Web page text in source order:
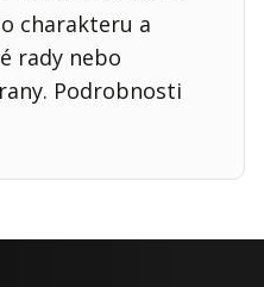
charakteru a
rady nebo
Podrobnosti